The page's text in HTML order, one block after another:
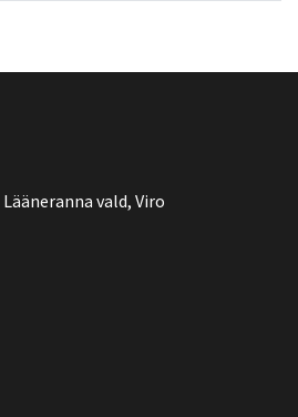
Lääneranna vald, Viro